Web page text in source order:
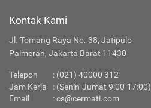
Kontak Kami
Jl. Tomang Raya No. 38, Jatipulo
Palmerah, Jakarta Barat 11430
Telepon : (021) 40000 312
Jam Kerja
: (Senin-Jumat 9:00-17:00)
Email
:cs@cermati.com